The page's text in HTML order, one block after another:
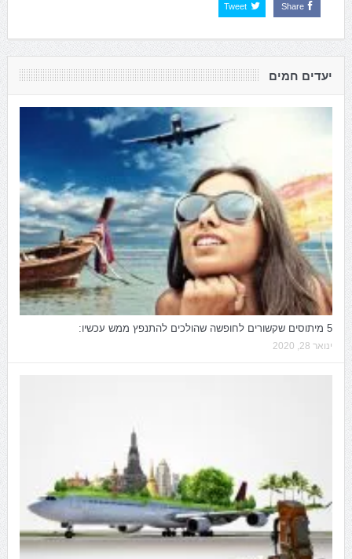
Share
Tweet
יעדים חמים
5 מיתוסים שקשורים לחופשה שהולכים להתנפץ ממש עכשיו:
ינואר 28, 2020